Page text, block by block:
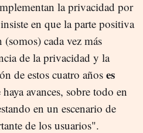
la privacidad por
en que la parte positiva
cada vez más
de la privacidad y la
de estos cuatro años es
avances, sobre todo en
en un escenario de
de los usuarios".